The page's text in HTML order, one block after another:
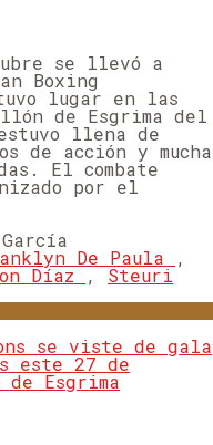
se llevó a
Boxing
tuvo lugar en las
de Esgrima del
llena de
de acción y mucha
El combate
por el
De Paula ,
Díaz , Steuri